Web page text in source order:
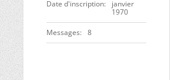
Date d'inscription
janvier
1970
Messages 8